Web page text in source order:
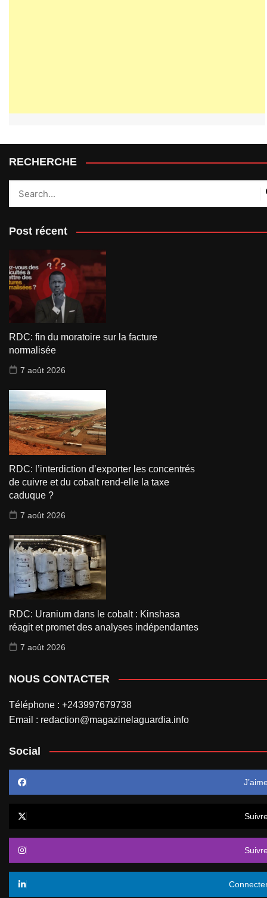
RECHERCHE
Post récent
RDC: fin du moratoire sur la facture
normalisée
7 août 2026
RDC: l’interdiction d’exporter les concentrés
de cuivre et du cobalt rend-elle la taxe
caduque ?
7 août 2026
RDC: Uranium dans le cobalt : Kinshasa
réagit et promet des analyses indépendantes
7 août 2026
NOUS CONTACTER
Téléphone : +243997679738
Email : redaction@magazinelaguardia.info
Social